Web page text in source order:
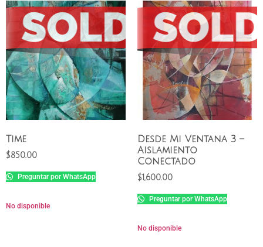
Time
$850.00
Preguntar por WhatsApp
No disponible
Desde Mi Ventana 3 –
Aislamiento
Conectado
$1,600.00
Preguntar por WhatsApp
No disponible